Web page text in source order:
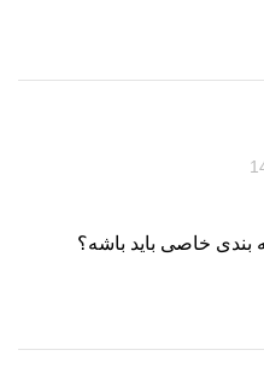
بندی خاصی باید باشه؟